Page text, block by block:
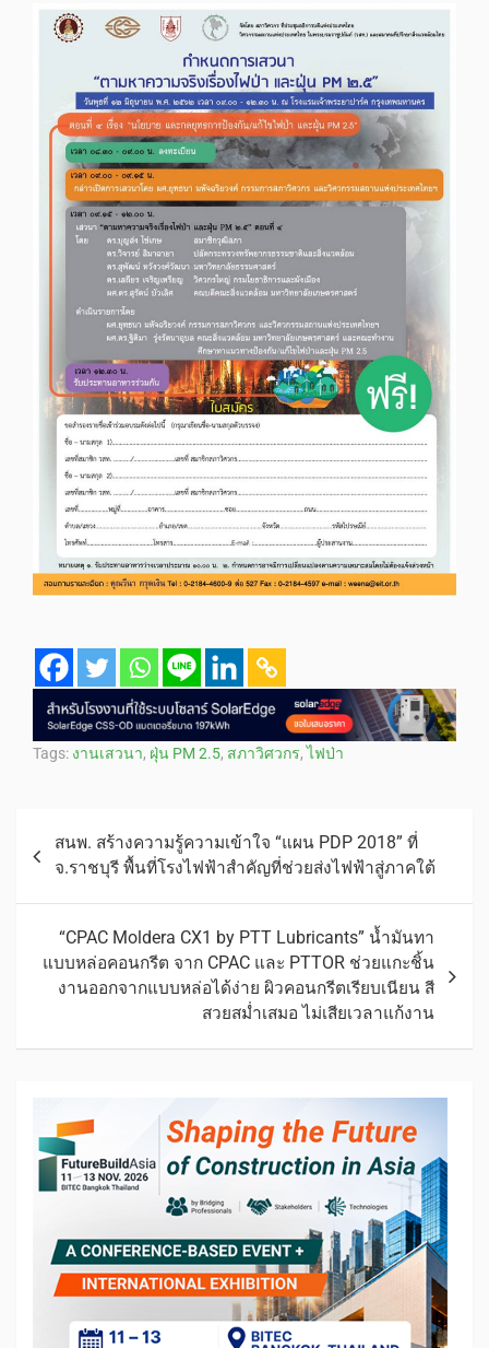
Tags: งานเสวนา, ฝุ่น PM 2.5, สภาวิศวกร,ไฟป่า
สนพ. สร้างความรู้ความเข้าใจ “แผน PDP 2018” ที่
จ.ราชบุรี พื้นที่โรงไฟฟ้าสำคัญที่ช่วยส่งไฟฟ้าสู่ภาคใต้
“CPAC Moldera CX1 by PTT Lubricants” น้ำมันทา
แบบหล่อคอนกรีต จาก CPAC และ PTTOR ช่วยแกะชิ้น
งานออกจากแบบหล่อได้ง่าย ผิวคอนกรีตเรียบเนียน สี
สวยสม่ำเสมอ ไม่เสียเวลาแก้งาน